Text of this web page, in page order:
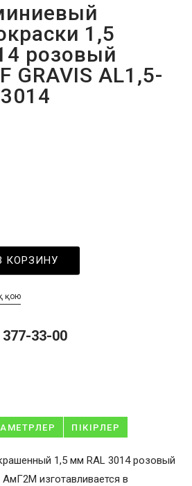
1,5
розовый
GRAVIS AL1,5-
КОРЗИНУ
қою
33-00
ПІКІРЛЕР
1,5 мм RAL 3014 розовый
АмГ2М изготавливается в